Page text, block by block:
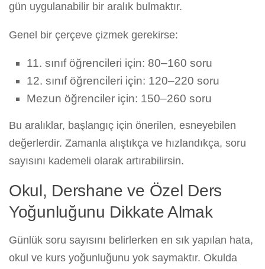
gün uygulanabilir bir aralık bulmaktır.
Genel bir çerçeve çizmek gerekirse:
11. sınıf öğrencileri için: 80–160 soru
12. sınıf öğrencileri için: 120–220 soru
Mezun öğrenciler için: 150–260 soru
Bu aralıklar, başlangıç için önerilen, esneyebilen
değerlerdir. Zamanla alıştıkça ve hızlandıkça, soru
sayısını kademeli olarak artırabilirsin.
Okul, Dershane ve Özel Ders
Yoğunluğunu Dikkate Almak
Günlük soru sayısını belirlerken en sık yapılan hata,
okul ve kurs yoğunluğunu yok saymaktır. Okulda